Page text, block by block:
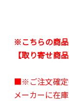
※こちらの商品
【取り寄せ商品
■※ご注文確定
メーカーに在